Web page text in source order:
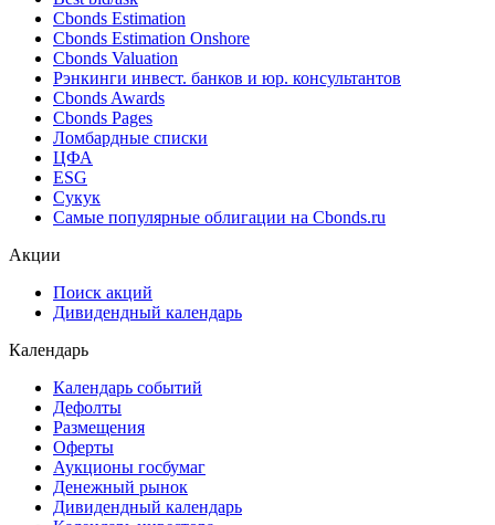
Cbonds Estimation
Cbonds Estimation Onshore
Cbonds Valuation
Рэнкинги инвест. банков и юр. консультантов
Cbonds Awards
Cbonds Pages
Ломбардные списки
ЦФА
ESG
Сукук
Самые популярные облигации на Cbonds.ru
Акции
Поиск акций
Дивидендный календарь
Календарь
Календарь событий
Дефолты
Размещения
Оферты
Аукционы госбумаг
Денежный рынок
Дивидендный календарь